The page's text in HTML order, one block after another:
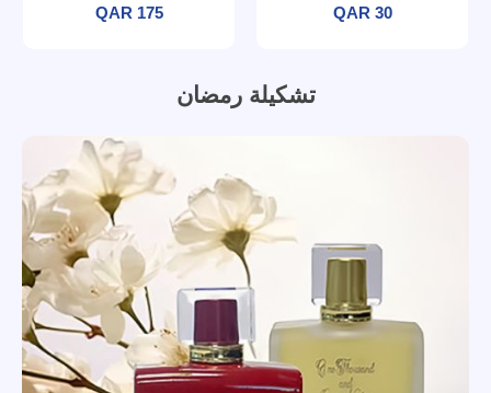
QAR 30
QAR 175
تشكيلة رمضان